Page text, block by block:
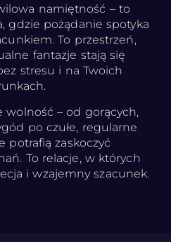
namiętność – to
gdzie pożądanie spotyka
To przestrzeń,
fantazje stają się
stresu i na Twoich
wolność – od gorących,
po czułe, regularne
potrafią zaskoczyć
To relacje, w których
i wzajemny szacunek.